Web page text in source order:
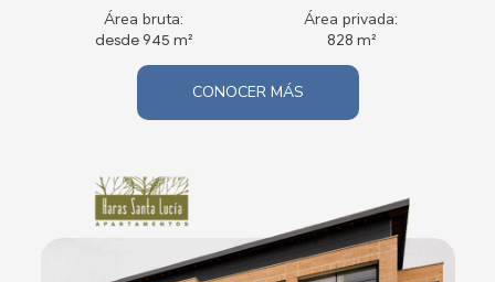
Área bruta:
desde 945 m²
Área privada:
828 m²
CONOCER MÁS